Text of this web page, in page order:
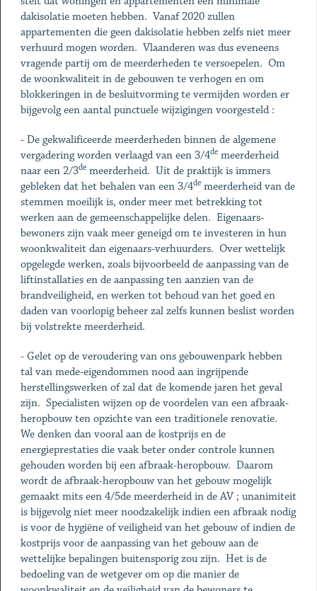
dakisolatie moeten hebben. Vanaf 2020 zullen
appartementen die geen dakisolatie hebben zelfs niet meer
verhuurd mogen worden. Vlaanderen was dus eveneens
vragende partij om de meerderheden te versoepelen. Om
de woonkwaliteit in de gebouwen te verhogen en om
blokkeringen in de besluitvorming te vermijden worden er
bijgevolg een aantal punctuele wijzigingen voorgesteld :
- De gekwalificeerde meerderheden binnen de algemene
vergadering worden verlaagd van een 3/4demeerderheid
naar een 2/3demeerderheid. Uit de praktijk is immers
gebleken dat het behalen van een 3/4demeerderheid van de
stemmen moeilijk is, onder meer met betrekking tot
werken aan de gemeenschappelijke delen. Eigenaars-
bewoners zijn vaak meer geneigd om te investeren in hun
woonkwaliteit dan eigenaars-verhuurders. Over wettelijk
opgelegde werken, zoals bijvoorbeeld de aanpassing van de
liftinstallaties en de aanpassing ten aanzien van de
brandveiligheid, en werken tot behoud van het goed en
daden van voorlopig beheer zal zelfs kunnen beslist worden
bij volstrekte meerderheid.
- Gelet op de veroudering van ons gebouwenpark hebben
tal van mede-eigendommen nood aan ingrijpende
herstellingswerken of zal dat de komende jaren het geval
zijn. Specialisten wijzen op de voordelen van een afbraak-
heropbouw ten opzichte van een traditionele renovatie.
We denken dan vooral aan de kostprijs en de
energieprestaties die vaak beter onder controle kunnen
gehouden worden bij een afbraak-heropbouw. Daarom
wordt de afbraak-heropbouw van het gebouw mogelijk
gemaakt mits een 4/5de meerderheid in de AV ; unanimiteit
is bijgevolg niet meer noodzakelijk indien een afbraak nodig
is voor de hygiëne of veiligheid van het gebouw of indien de
kostprijs voor de aanpassing van het gebouw aan de
wettelijke bepalingen buitensporig zou zijn. Het is de
bedoeling van de wetgever om op die manier de